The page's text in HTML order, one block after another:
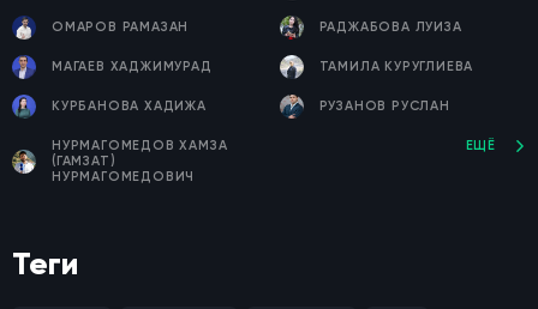
ОМАРОВ РАМАЗАН РАДЖАБОВА ЛУИЗА
МАГАЕВ ХАДЖИМУРАД ТАМИЛА КУРУГЛИЕВА
КУРБАНОВА ХАДИЖА РУЗАНОВ РУСЛАН
НУРМАГОМЕДОВ ХАМЗА
(ГАМЗАТ)
НУРМАГОМЕДОВИЧ
ЕЩЁ
Теги